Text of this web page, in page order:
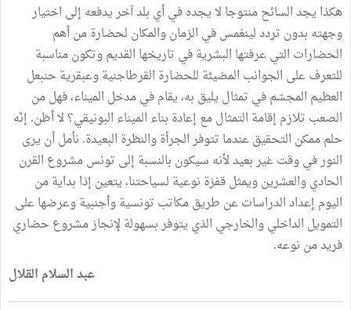
هكذا يجد السائح منتوجا لا يجده في أي بلد آخر يدفعه إلى اختيار
وجهته بدون تردد لينغمس في الزمان والمكان لحضارة من أهم
الحضارات التي عرفتها البشرية في تاريخها القديم وتكون مناسبة
للتعرف على الجوانب المضيئة للحضارة القرطاجنية وعبقرية حنبعل
العظيم المجسّم في تمثال يليق به، يقام في مدخل الميناء، فهل من
الصعب تلازم إقامة التمثال مع إعادة بناء الميناء البونيقي؟ لا أظن. إنّه
حلم ممكن التحقيق عندما تتوفر الجرأة والنظرة البعيدة. نأمل أن يرى
النور في وقت غير بعيد لأنه سيكون بالنسبة إلى تونس مشروع القرن
الحادي والعشرين ويمثل قفزة نوعية لسياحتنا، يتعين إذا بداية من
اليوم إعداد الدراسات عن طريق مكاتب تونسية وأجنبية وعرضها على
التمويل الداخلي والخارجي الذي يتوفر بسهولة لإنجاز مشروع حضاري
فريد من نوعه.
عبد السلام القلال